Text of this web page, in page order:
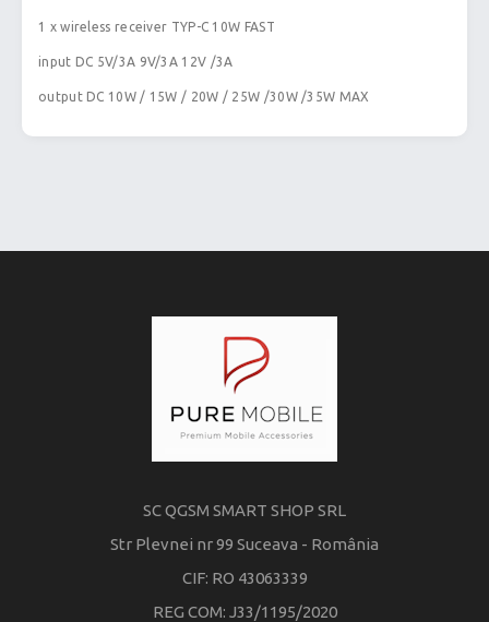
1 x wireless receiver TYP-C 10W FAST
input DC 5V/3A 9V/3A 12V /3A
output DC 10W / 15W / 20W / 25W /30W /35W MAX
SC QGSM SMART SHOP SRL
Str Plevnei nr 99 Suceava - România
CIF: RO 43063339
REG COM: J33/1195/2020